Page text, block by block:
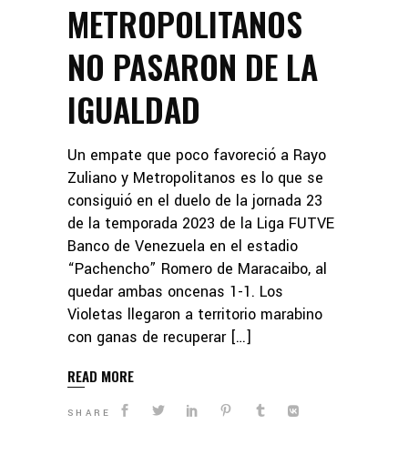
METROPOLITANOS
NO PASARON DE LA
IGUALDAD
Un empate que poco favoreció a Rayo
Zuliano y Metropolitanos es lo que se
consiguió en el duelo de la jornada 23
de la temporada 2023 de la Liga FUTVE
Banco de Venezuela en el estadio
“Pachencho” Romero de Maracaibo, al
quedar ambas oncenas 1-1. Los
Violetas llegaron a territorio marabino
con ganas de recuperar […]
READ MORE
SHARE